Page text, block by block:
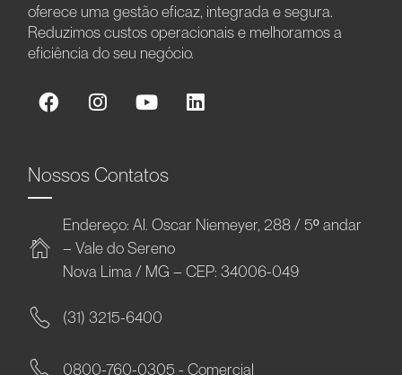
oferece uma gestão eficaz, integrada e segura.
Reduzimos custos operacionais e melhoramos a
eficiência do seu negócio.
Nossos Contatos
Endereço: Al. Oscar Niemeyer, 288 / 5º andar
– Vale do Sereno
Nova Lima / MG – CEP: 34006-049
(31) 3215-6400
0800-760-0305 - Comercial